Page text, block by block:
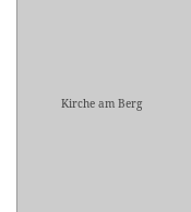
Kirche am Berg